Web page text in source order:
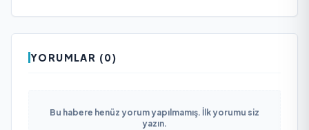
YORUMLAR (0)
Bu habere henüz yorum yapılmamış. İlk yorumu siz
yazın.